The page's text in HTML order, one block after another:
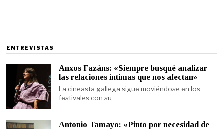
ENTREVISTAS
Anxos Fazáns: «Siempre busqué analizar
las relaciones íntimas que nos afectan»
La cineasta gallega sigue moviéndose en los
festivales con su
Antonio Tamayo: «Pinto por necesidad de